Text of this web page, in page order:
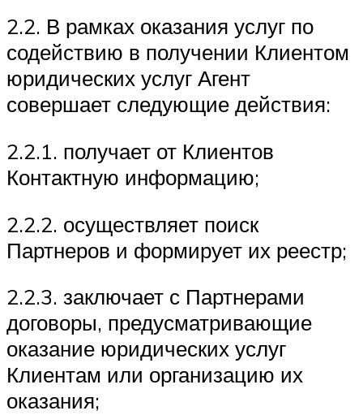
2.2. В рамках оказания услуг по
содействию в получении Клиентом
юридических услуг Агент
совершает следующие действия:
2.2.1. получает от Клиентов
Контактную информацию;
2.2.2. осуществляет поиск
Партнеров и формирует их реестр;
2.2.3. заключает с Партнерами
договоры, предусматривающие
оказание юридических услуг
Клиентам или организацию их
оказания;